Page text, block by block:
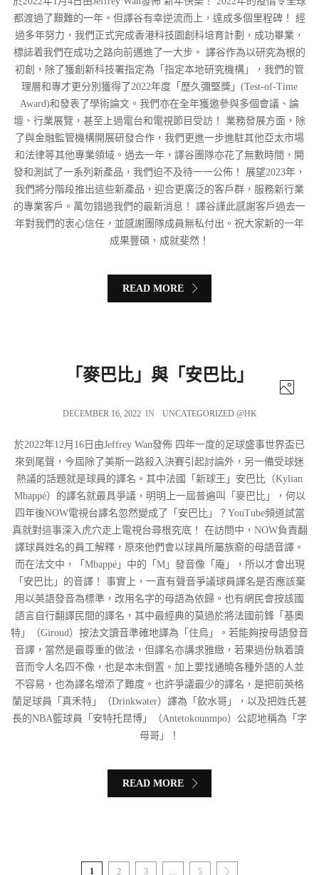
都渡過了艱難的一年。但譯谷有幸逆流而上，達成多個里程碑！ 經
過多年努力，我們正式完成香港科技園創科培育計劃，成功畢業，
標誌着我們在成功之路向前邁進了一大步。 譯谷作為以研究為根的
初創，除了獲創新科技署指定為「指定本地研究機構」，我們的管
理層和專才更分別獲得了2022年度「歷久彌堅獎」(Test-of-Time
Award)和發表了學術論文。我們亦在全年獲邀參與多個會議、論
壇、行業展覽，甚至上過電台和電視節目受訪！ 業務發展方面，除
了與金融監管機構開展研發合作，我們更進一步進駐其他亞太市場
和法律等其他專業領域。過去一年，譯谷團隊亦花了無數時間，開
發和測試了一系列新產品，我們迫不及待一一公佈！ 展望2023年，
我們將分階段推出這些新產品，迎合更廣泛的客戶群，服務新行業
的專業客戶。萬勿錯過我們的最新消息！ 譯谷謹此感謝客戶過去一
年對我們的衷心信任，並感謝團隊成員無私付出。祝大家新的一年
成果豐碩，成就斐然！
READ MORE
「麥巴比」與「安巴比」
DECEMBER 16, 2022 IN UNCATEGORIZED @HK
於2022年12月16日由Jeffrey Wan發佈 四年一度的足球盛事世界盃已
來到尾聲，今屆除了美斯一路殺入決賽引起討論外，另一備受球迷
熱議的話題就是球員的譯名。其中法國「新球王」安巴比（Kylian
Mbappé）的譯名就最具爭議，明明上一屆普遍叫「麥巴比」，何以
四年後NOW電視台譯名忽然變成了「安巴比」？YouTube頻道試當
真就對這事深入虎穴走上電視台尋根究底！ 在訪問中，NOW負責翻
譯球員姓名的員工解釋，原來他們會以球員所屬族裔的母語音譯。
而在法文中，「Mbappé」中的「M」發音像「庵」，所以才會出現
「安巴比」的音譯！ 事實上，一直有聲音爭議球員譯名是否應該棄
用以英語發音為標準，改用名字的母語為依歸。也有網民會按該國
語言自行翻譯民間的譯名，其中最經典的莫過於將法國前鋒「基奧
特」（Giroud）按法文讀音準確地譯為「住烏」。若能夠按母語發音
音譯，當然是最尊重的做法，但譯名亦講求雅緻，若果過份執着讀
音而令人名四不像，也是本末倒置。加上要找通曉各種外語的人並
不容易，也為譯名增添了難度。也許爭議最少的譯名，是把前英格
蘭足球員「真禾特」（Drinkwater）譯為「飲水哥」，以及把姓氏甚
長的NBA籃球員「安特托昆博」（Antetokounmpo）公認地稱為「字
母哥」！
READ MORE
1 2 3 … 5